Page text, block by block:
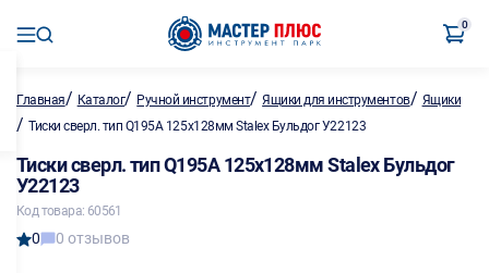
0
Главная/ Каталог/ Ручной инструмент/Ящики для инструментов/ Ящики
/ Тиски сверл. тип Q195A 125х128мм Stalex Бульдог У22123
Тиски сверл. тип Q195A 125х128мм Stalex Бульдог
У22123
Код товара: 60561
0 0 отзывов